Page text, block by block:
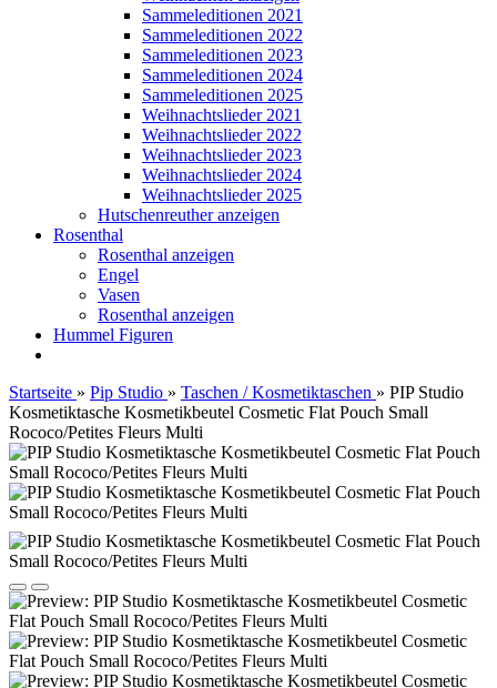
Sammeleditionen 2021
Sammeleditionen 2022
Sammeleditionen 2023
Sammeleditionen 2024
Sammeleditionen 2025
Weihnachtslieder 2021
Weihnachtslieder 2022
Weihnachtslieder 2023
Weihnachtslieder 2024
Weihnachtslieder 2025
Hutschenreuther anzeigen
Rosenthal
Rosenthal anzeigen
Engel
Vasen
Rosenthal anzeigen
Hummel Figuren
Startseite » Pip Studio » Taschen / Kosmetiktaschen » PIP Studio
Kosmetiktasche Kosmetikbeutel Cosmetic Flat Pouch Small
Rococo/Petites Fleurs Multi